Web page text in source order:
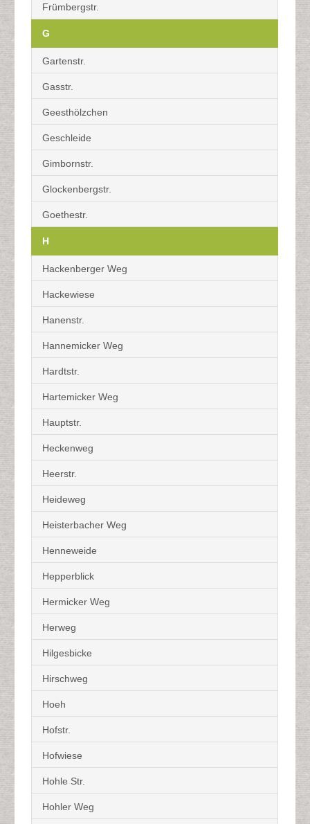
Frümbergstr.
G
Gartenstr.
Gasstr.
Geesthölzchen
Geschleide
Gimbornstr.
Glockenbergstr.
Goethestr.
H
Hackenberger Weg
Hackewiese
Hanenstr.
Hannemicker Weg
Hardtstr.
Hartemicker Weg
Hauptstr.
Heckenweg
Heerstr.
Heideweg
Heisterbacher Weg
Henneweide
Hepperblick
Hermicker Weg
Herweg
Hilgesbicke
Hirschweg
Hoeh
Hofstr.
Hofwiese
Hohle Str.
Hohler Weg